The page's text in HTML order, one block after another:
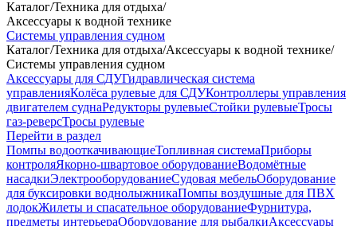
Каталог/Техника для отдыха/
Аксессуары к водной технике
Системы управления судном
Каталог/Техника для отдыха/Аксессуары к водной технике/
Системы управления судном
Аксессуары для СДУГидравлическая система
управленияКолёса рулевые для СДУКонтроллеры управления
двигателем суднаРедукторы рулевыеСтойки рулевыеТросы
газ-реверсТросы рулевые
Перейти в раздел
Помпы водооткачивающиеТопливная системаПриборы
контроляЯкорно-швартовое оборудованиеВодомётные
насадкиЭлектрооборудованиеСудовая мебельОборудование
для буксировки воднолыжникаПомпы воздушные для ПВХ
лодокЖилеты и спасательное оборудованиеФурнитура,
предметы интерьераОборудование для рыбалкиАксессуары